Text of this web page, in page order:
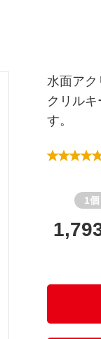
水面アク
クリル
す。
1個